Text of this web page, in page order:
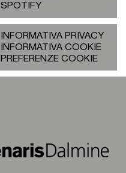
SPOTIFY
INFORMATIVA PRIVACY
INFORMATIVA COOKIE
PREFERENZE COOKIE